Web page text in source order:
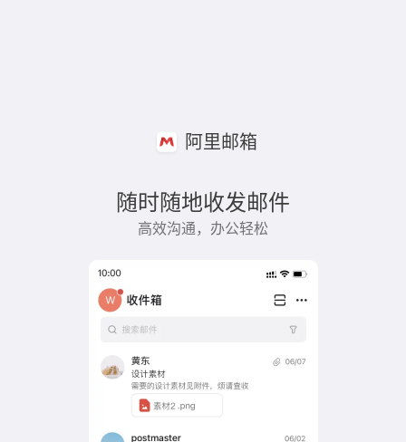
阿里邮箱
随时随地收发邮件
高效沟通，办公轻松